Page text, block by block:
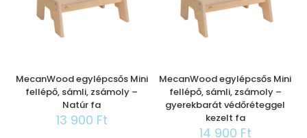
MecanWood egylépcsős Mini
fellépő, sámli, zsámoly –
Natúr fa
13 900 Ft
MecanWood egylépcsős Mini
fellépő, sámli, zsámoly –
gyerekbarát védőréteggel
kezelt fa
14 900 Ft